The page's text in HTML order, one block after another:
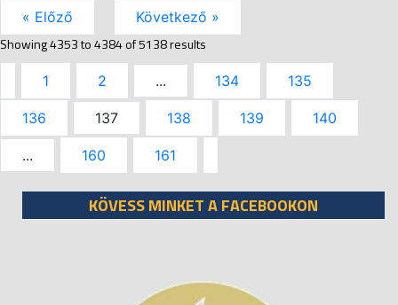
« Előző Következő »
Showing4353to4384of5138results
1 2 ... 134 135
136 137 138 139 140
... 160 161
KÖVESS MINKET A FACEBOOKON